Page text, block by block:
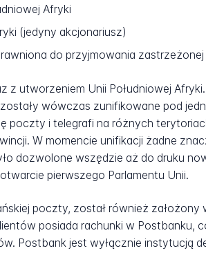
Afryki
(jedyny akcjonariusz)
do przyjmowania
z utworzeniem Unii Południowej
wówczas zunifikowane pod
poczty i telegrafi na różnych
W momencie unifikacji żadne
dozwolone wszędzie aż do druku
pierwszego Parlamentu Unii.
poczty, został również
posiada rachunki w Postbanku,
Postbank jest wyłącznie